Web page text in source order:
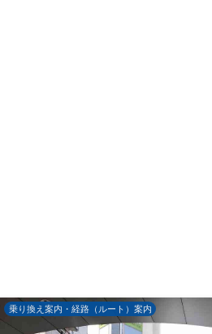
乗り換え案内・経路（ルート）案内